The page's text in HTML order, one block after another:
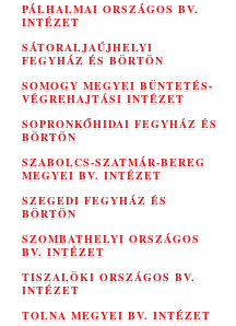
PÁLHALMAI ORSZÁGOS BV.
INTÉZET
SÁTORALJAÚJHELYI
FEGYHÁZ ÉS BÖRTÖN
SOMOGY MEGYEI BÜNTETÉS-
VÉGREHAJTÁSI INTÉZET
SOPRONKŐHIDAI FEGYHÁZ ÉS
BÖRTÖN
SZABOLCS-SZATMÁR-BEREG
MEGYEI BV. INTÉZET
SZEGEDI FEGYHÁZ ÉS
BÖRTÖN
SZOMBATHELYI ORSZÁGOS
BV. INTÉZET
TISZALÖKI ORSZÁGOS BV.
INTÉZET
TOLNA MEGYEI BV. INTÉZET